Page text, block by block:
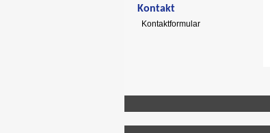
Kontakt
Kontaktformular